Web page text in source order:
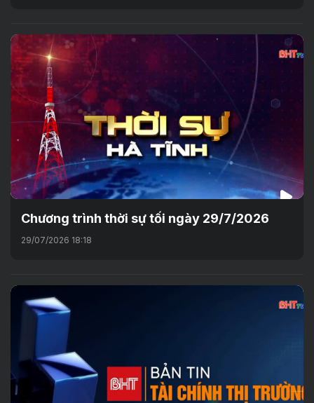
Chương trình thời sự tối ngày 29/7/2026
29/07/2026 18:18